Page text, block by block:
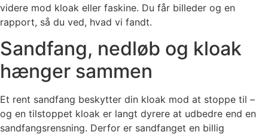
videre mod kloak eller faskine. Du får billeder og en
rapport, så du ved, hvad vi fandt.
Sandfang, nedløb og kloak
hænger sammen
Et rent sandfang beskytter din kloak mod at stoppe til –
og en tilstoppet kloak er langt dyrere at udbedre end en
sandfangsrensning. Derfor er sandfanget en billig